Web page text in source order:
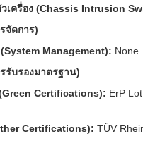
เครื่อง (Chassis Intrusion
จัดการ)
Management): None
รับรองมาตรฐาน)
Certifications): ErP
Certifications): TÜV